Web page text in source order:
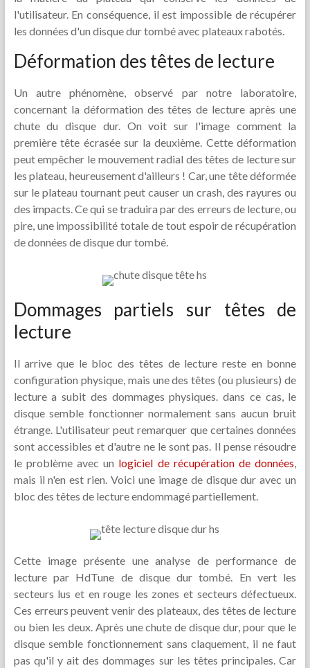
l'utilisateur. En conséquence, il est impossible de récupérer
les données d'un disque dur tombé avec plateaux rabotés.
Déformation des têtes de lecture
Un autre phénomène, observé par notre laboratoire,
concernant la déformation des têtes de lecture après une
chute du disque dur. On voit sur l'image comment la
première tête écrasée sur la deuxième. Cette déformation
peut empêcher le mouvement radial des têtes de lecture sur
les plateau, heureusement d'ailleurs ! Car, une tête déformée
sur le plateau tournant peut causer un crash, des rayures ou
des impacts. Ce qui se traduira par des erreurs de lecture, ou
pire, une impossibilité totale de tout espoir de récupération
de données de disque dur tombé.
Dommages partiels sur têtes de
lecture
Il arrive que le bloc des têtes de lecture reste en bonne
configuration physique, mais une des têtes (ou plusieurs) de
lecture a subit des dommages physiques. dans ce cas, le
disque semble fonctionner normalement sans aucun bruit
étrange. L'utilisateur peut remarquer que certaines données
sont accessibles et d'autre ne le sont pas. Il pense résoudre
le problème avec un logiciel de récupération de données,
mais il n'en est rien. Voici une image de disque dur avec un
bloc des têtes de lecture endommagé partiellement.
Cette image présente une analyse de performance de
lecture par HdTune de disque dur tombé. En vert les
secteurs lus et en rouge les zones et secteurs défectueux.
Ces erreurs peuvent venir des plateaux, des têtes de lecture
ou bien les deux. Après une chute de disque dur, pour que le
disque semble fonctionnement sans claquement, il ne faut
pas qu'il y ait des dommages sur les têtes principales. Car